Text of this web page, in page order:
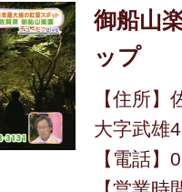
御船山
ップ
【住所
大字武雄
【電話